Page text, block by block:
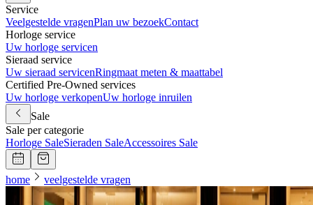
Service
Veelgestelde vragenPlan uw bezoekContact
Horloge service
Uw horloge servicen
Sieraad service
Uw sieraad servicenRingmaat meten & maattabel
Certified Pre-Owned services
Uw horloge verkopenUw horloge inruilen
Sale
Sale per categorie
Horloge SaleSieraden SaleAccessoires Sale
home veelgestelde vragen